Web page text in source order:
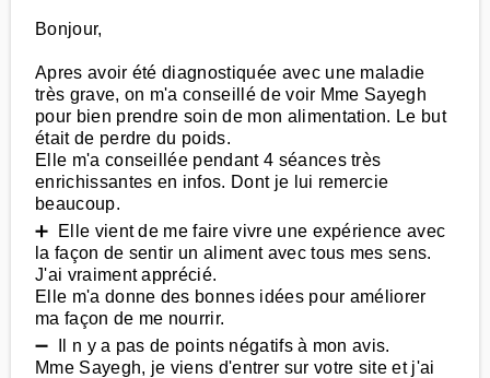
Bonjour,
Apres avoir été diagnostiquée avec une maladie
très grave, on m'a conseillé de voir Mme Sayegh
pour bien prendre soin de mon alimentation. Le but
était de perdre du poids.
Elle m'a conseillée pendant 4 séances très
enrichissantes en infos. Dont je lui remercie
beaucoup.
➕ Elle vient de me faire vivre une expérience avec
la façon de sentir un aliment avec tous mes sens.
J'ai vraiment apprécié.
Elle m'a donne des bonnes idées pour améliorer
ma façon de me nourrir.
➖ Il n y a pas de points négatifs à mon avis.
Mme Sayegh, je viens d'entrer sur votre site et j'ai